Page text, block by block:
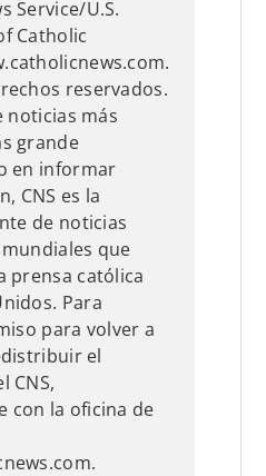
Service/U.S.
Catholic
reservados.
noticias más
grande
en informar
CNS es la
de noticias
que
prensa católica
Para
para volver a
el
CNS,
con la oficina de